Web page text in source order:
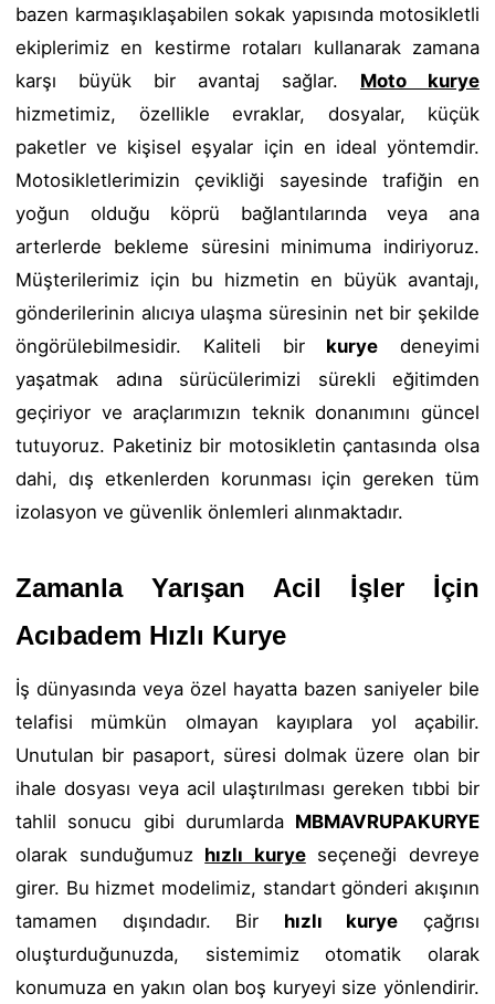
bazen karmaşıklaşabilen sokak yapısında motosikletli
ekiplerimiz en kestirme rotaları kullanarak zamana
karşı büyük bir avantaj sağlar. Moto kurye
hizmetimiz, özellikle evraklar, dosyalar, küçük
paketler ve kişisel eşyalar için en ideal yöntemdir.
Motosikletlerimizin çevikliği sayesinde trafiğin en
yoğun olduğu köprü bağlantılarında veya ana
arterlerde bekleme süresini minimuma indiriyoruz.
Müşterilerimiz için bu hizmetin en büyük avantajı,
gönderilerinin alıcıya ulaşma süresinin net bir şekilde
öngörülebilmesidir. Kaliteli bir kurye deneyimi
yaşatmak adına sürücülerimizi sürekli eğitimden
geçiriyor ve araçlarımızın teknik donanımını güncel
tutuyoruz. Paketiniz bir motosikletin çantasında olsa
dahi, dış etkenlerden korunması için gereken tüm
izolasyon ve güvenlik önlemleri alınmaktadır.
Zamanla Yarışan Acil İşler İçin
Acıbadem Hızlı Kurye
İş dünyasında veya özel hayatta bazen saniyeler bile
telafisi mümkün olmayan kayıplara yol açabilir.
Unutulan bir pasaport, süresi dolmak üzere olan bir
ihale dosyası veya acil ulaştırılması gereken tıbbi bir
tahlil sonucu gibi durumlarda MBMAVRUPAKURYE
olarak sunduğumuz hızlı kuryeseçeneği devreye
girer. Bu hizmet modelimiz, standart gönderi akışının
tamamen dışındadır. Bir hızlı kurye çağrısı
oluşturduğunuzda, sistemimiz otomatik olarak
konumuza en yakın olan boş kuryeyi size yönlendirir.